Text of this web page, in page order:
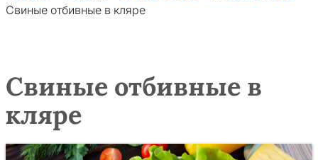
Свиные отбивные в кляре
Свиные отбивные в
кляре